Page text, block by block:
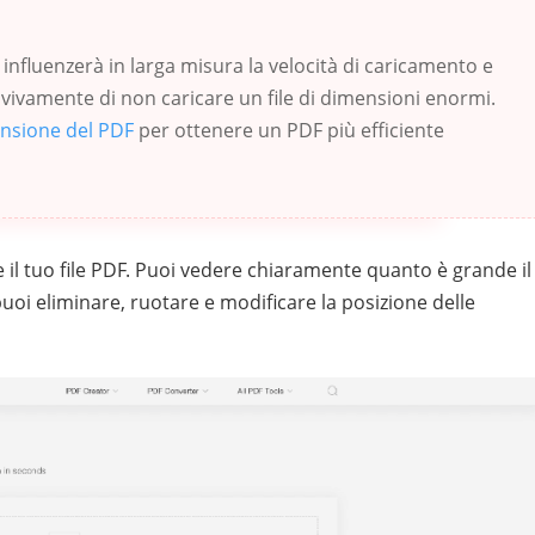
in larga misura la velocità di caricamento e
di non caricare un file di dimensioni enormi.
del PDF per ottenere un PDF più efficiente
tuo file PDF. Puoi vedere chiaramente quanto è grande il
eliminare, ruotare e modificare la posizione delle